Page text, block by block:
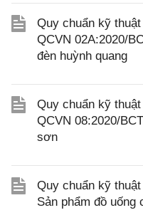
Quy chuẩn kỹ
QCVN 02A:2020/
đèn huỳnh quang
Quy chuẩn kỹ
QCVN 08:2020/
sơn
Quy chuẩn kỹ
Sản phẩm đồ uống